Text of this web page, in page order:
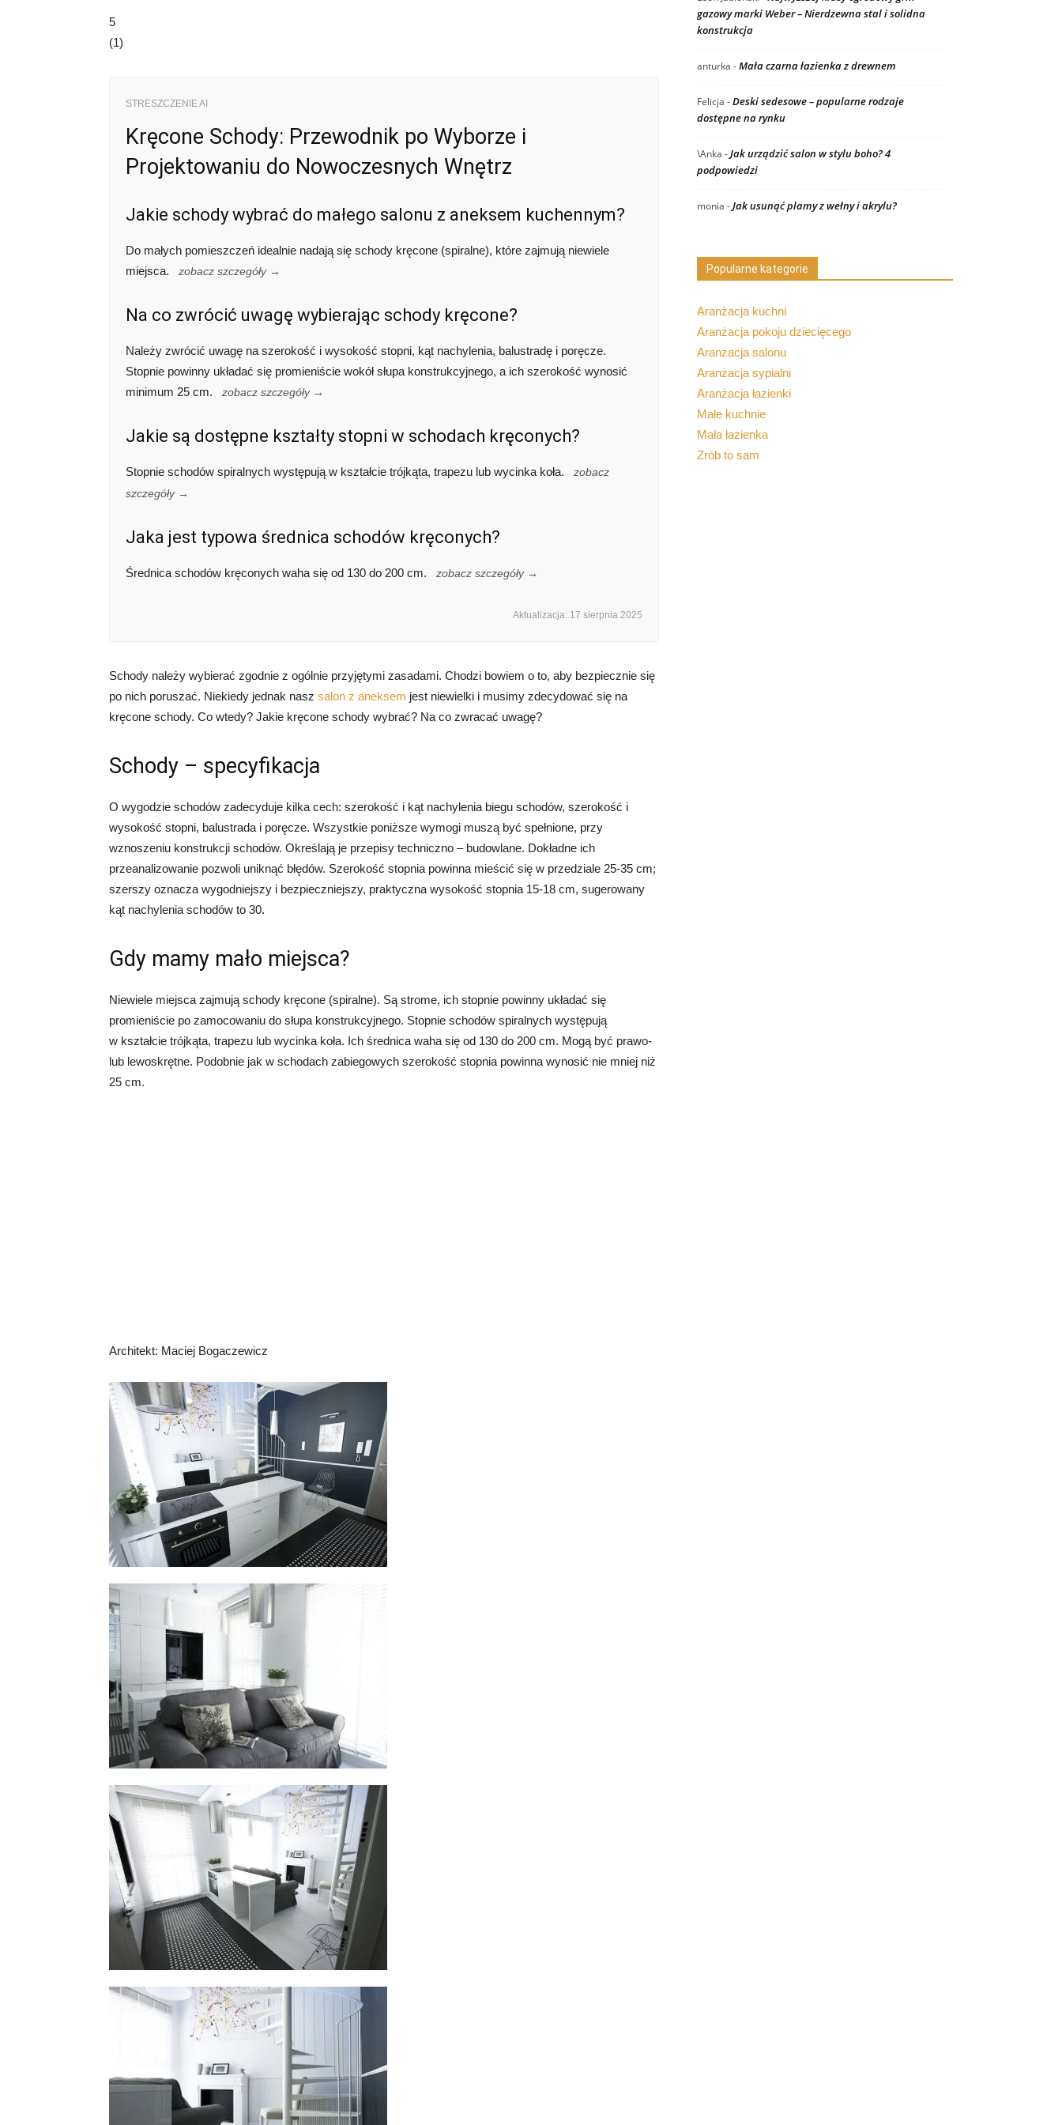
5
(1)
STRESZCZENIE AI
Kręcone Schody: Przewodnik po Wyborze i
Projektowaniu do Nowoczesnych Wnętrz
Jakie schody wybrać do małego salonu z aneksem kuchennym?
Do małych pomieszczeń idealnie nadają się schody kręcone (spiralne), które zajmują niewiele
miejsca.
zobacz szczegóły →
Na co zwrócić uwagę wybierając schody kręcone?
Należy zwrócić uwagę na szerokość i wysokość stopni, kąt nachylenia, balustradę i poręcze.
Stopnie powinny układać się promieniście wokół słupa konstrukcyjnego, a ich szerokość wynosić
minimum 25 cm.
zobacz szczegóły →
Jakie są dostępne kształty stopni w schodach kręconych?
Stopnie schodów spiralnych występują w kształcie trójkąta, trapezu lub wycinka koła.
zobacz
szczegóły →
Jaka jest typowa średnica schodów kręconych?
Średnica schodów kręconych waha się od 130 do 200 cm. zobacz szczegóły →
Aktualizacja: 17 sierpnia 2025
Schody należy wybierać zgodnie z ogólnie przyjętymi zasadami. Chodzi bowiem o to, aby bezpiecznie się
po nich poruszać. Niekiedy jednak nasz salon z aneksem jest niewielki i musimy zdecydować się na
kręcone schody. Co wtedy? Jakie kręcone schody wybrać? Na co zwracać uwagę?
Schody – specyfikacja
O wygodzie schodów zadecyduje kilka cech: szerokość i kąt nachylenia biegu schodów, szerokość i
wysokość stopni, balustrada i poręcze. Wszystkie poniższe wymogi muszą być spełnione, przy
wznoszeniu konstrukcji schodów. Określają je przepisy techniczno – budowlane. Dokładne ich
przeanalizowanie pozwoli uniknąć błędów. Szerokość stopnia powinna mieścić się w przedziale 25-35 cm;
szerszy oznacza wygodniejszy i bezpieczniejszy, praktyczna wysokość stopnia 15-18 cm, sugerowany
kąt nachylenia schodów to 30.
Gdy mamy mało miejsca?
Niewiele miejsca zajmują schody kręcone (spiralne). Są strome, ich stopnie powinny układać się
promieniście po zamocowaniu do słupa konstrukcyjnego. Stopnie schodów spiralnych występują
w kształcie trójkąta, trapezu lub wycinka koła. Ich średnica waha się od 130 do 200 cm. Mogą być prawo-
lub lewoskrętne. Podobnie jak w schodach zabiegowych szerokość stopnia powinna wynosić nie mniej niż
25 cm.
Architekt: Maciej Bogaczewicz
gazowy marki Weber – Nierdzewna stal i solidna
konstrukcja
anturka -Mała czarna łazienka z drewnem
Felicja -Deski sedesowe – popularne rodzaje
dostępne na rynku
\Anka -Jak urządzić salon w stylu boho? 4
podpowiedzi
monia -Jak usunąć plamy z wełny i akrylu?
Popularne kategorie
Aranżacja kuchni
Aranżacja pokoju dziecięcego
Aranżacja salonu
Aranżacja sypialni
Aranżacja łazienki
Małe kuchnie
Mała łazienka
Zrób to sam